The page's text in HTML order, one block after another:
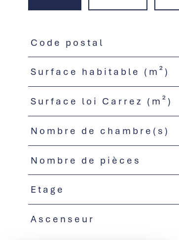
TRAD_PAMPERO_Caracteristique
Code postal
Surface habitable (m²)
Surface loi Carrez (m²)
Nombre de chambre(s)
Nombre de pièces
Etage
Ascenseur